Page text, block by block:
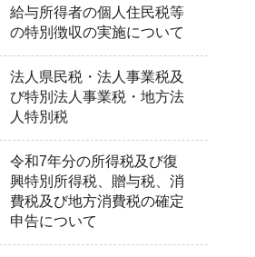
給与所得者の個人住民税等
の特別徴収の実施について
法人県民税・法人事業税及
び特別法人事業税・地方法
人特別税
令和7年分の所得税及び復
興特別所得税、贈与税、消
費税及び地方消費税の確定
申告について